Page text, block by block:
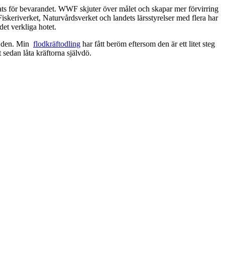
för bevarandet. WWF skjuter över målet och skapar mer förvirring
Naturvårdsverket och landets lärsstyrelser med flera har
verkliga hotet.
Min flodkräftodling har fått beröm eftersom den är ett litet steg
låta kräftorna självdö.